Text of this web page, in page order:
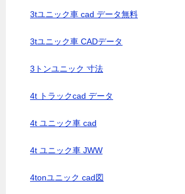
3tユニック車 cad データ無料
3tユニック車 CADデータ
3トンユニック 寸法
4t トラックcad データ
4t ユニック車 cad
4t ユニック車 JWW
4tonユニック cad図